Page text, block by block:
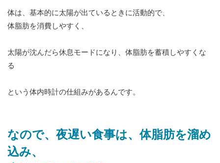
体は、基本的に太陽が出ているときに活動的で、
体脂肪を消費しやすく、
太陽が沈んだら休息モードになり、体脂肪を蓄積しやすくな
る
という体内時計の仕組みがあるんです。
なので、夜遅い食事は、体脂肪を溜め
込み、